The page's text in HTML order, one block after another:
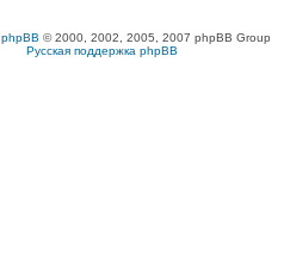
phpBB © 2000, 2002, 2005, 2007 phpBB Group
Русская поддержка phpBB